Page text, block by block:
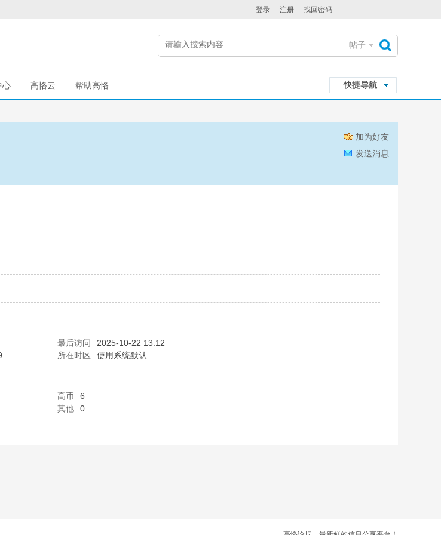
登录 注册 找回密码
帖子
快捷导航
心 高恪云 帮助高恪
加为好友
发送消息
最后访问
2025-10-22 13:12
所在时区 使用系统默认
高币
6
其他
0